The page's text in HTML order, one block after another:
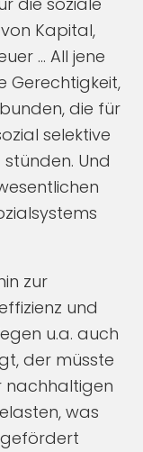
Kapital,
… All jene
Gerechtigkeit,
die für
selektive
Und
zur
und
u.a. auch
der müsste
nachhaltigen
was